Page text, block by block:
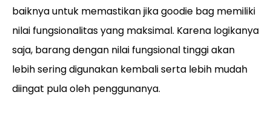
baiknya untuk memastikan jika goodie bag memiliki
nilai fungsionalitas yang maksimal. Karena logikanya
saja, barang dengan nilai fungsional tinggi akan
lebih sering digunakan kembali serta lebih mudah
diingat pula oleh penggunanya.